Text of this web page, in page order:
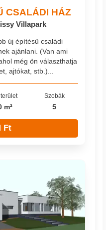
CSALÁDI HÁZ
Villapark
új építésű családi
ajánlani. (Van ami
még ön választhatja
ajtókat, stb.)...
m²
Szobák
5
Ft